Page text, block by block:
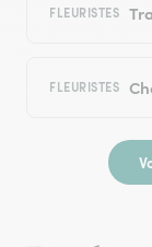
FLEURISTES
FLEURISTES